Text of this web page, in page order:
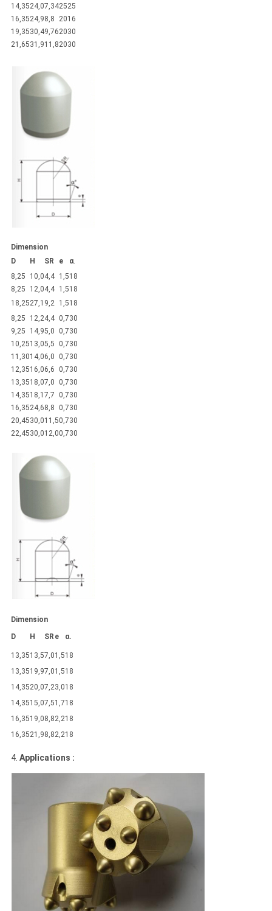
14,3524,07,342525
16,3524,98,8 2016
19,3530,49,762030
21,6531,911,82030
Dimension
D
H SR e α.
8,25
10,04,4 1,518
8,25
12,04,4 1,518
18,2527,1 9,2 1,518
8,25
12,24,4 0,730
9,25
14,95,0 0,730
10,2513,05,5 0,730
11,3014,06,0 0,730
12,3516,06,6 0,730
13,3518,07,0 0,730
14,3518,1 7,7 0,730
16,3524,68,8 0,730
20,4530,011,50,730
22,4530,012,00,730
Dimension
D
H SR e α.
13,3513,57,01,518
13,3519,97,01,518
14,3520,07,23,018
14,3515,07,51,718
16,3519,08,82,218
16,3521,98,82,218
4. Applications :